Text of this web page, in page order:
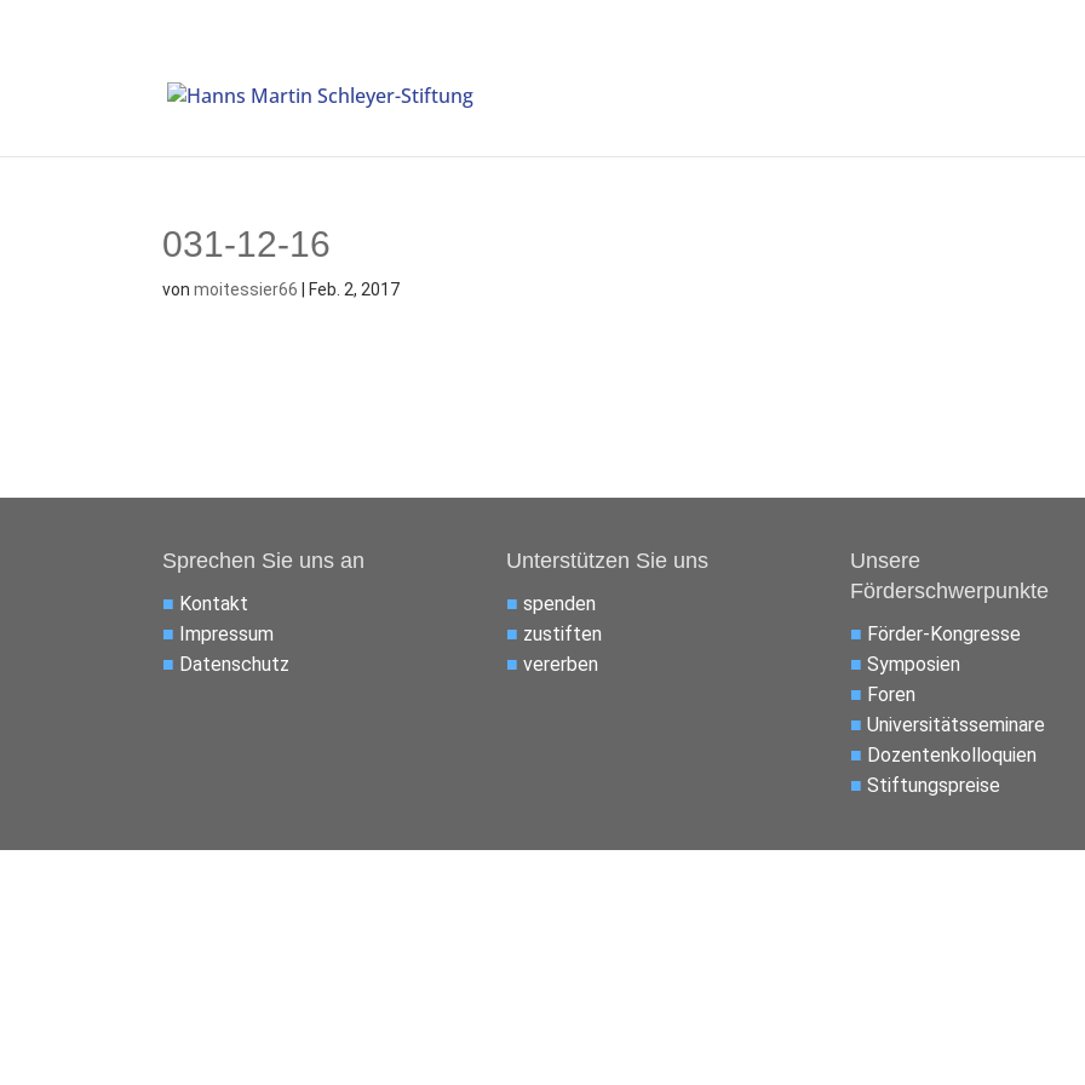
031-12-16
vonmoitessier66 Feb. 2, 2017
Sprechen Sie uns an
■ Kontakt
■ Impressum
■ Datenschutz
Unterstützen Sie uns
■ spenden
■ zustiften
■ vererben
Unsere
Förderschwerpunkte
■ Förder-Kongresse
■ Symposien
■ Foren
■ Universitätsseminare
■ Dozentenkolloquien
■ Stiftungspreise